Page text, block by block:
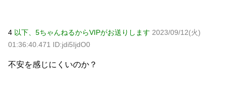
4 以下、5ちゃんねるからVIPがお送りします 2023/09/12(火)
01:36:40.471 ID:jdi5IjdO0
不安を感じにくいのか？